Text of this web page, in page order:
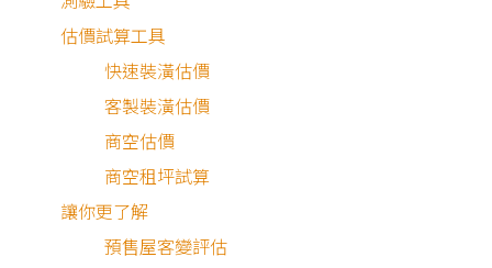
估價試算工具
快速裝潢估價
客製裝潢估價
商空估價
商空租坪試算
讓你更了解
預售屋客變評估
備，便於更順利的開拓設計靈感，找到自身品牌的價值進行
檢視同業現況
要有好的設計靈感，做好市場調查相當重要，最基本的就是